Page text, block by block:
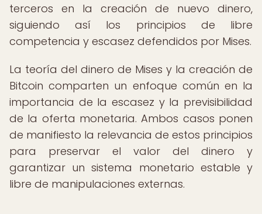
terceros en la creación de nuevo dinero,
siguiendo así los principios de libre
competencia y escasez defendidos por Mises.
La teoría del dinero de Mises y la creación de
Bitcoin comparten un enfoque común en la
importancia de la escasez y la previsibilidad
de la oferta monetaria. Ambos casos ponen
de manifiesto la relevancia de estos principios
para preservar el valor del dinero y
garantizar un sistema monetario estable y
libre de manipulaciones externas.